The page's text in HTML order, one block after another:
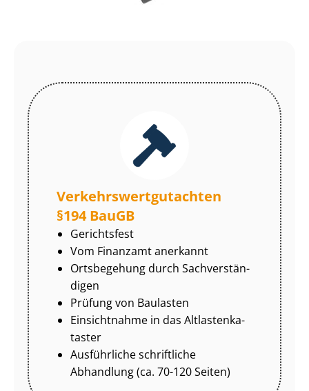
Ver­kehrs­wert­gut­ach­ten
§194 BauGB
Gerichtsfest
Vom Finanzamt anerkannt
Ortsbegehung durch Sach­ver­stän­
di­gen
Prüfung von Baulasten
Einsichtnahme in das Alt­las­ten­ka­
tas­ter
Ausführliche schriftliche
Abhandlung (ca. 70-120 Seiten)